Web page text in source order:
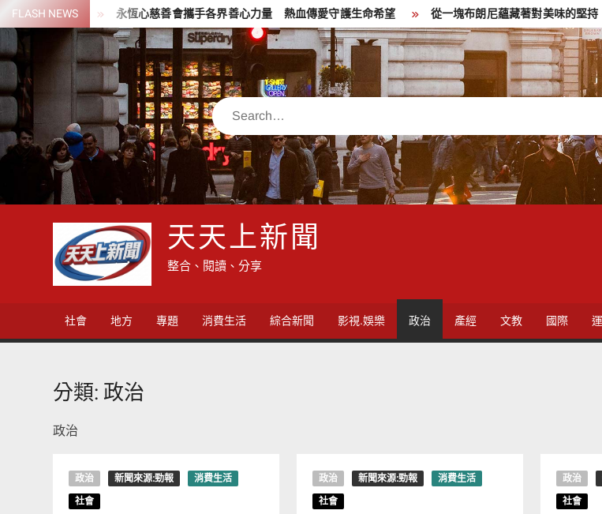
Skip
to
content
FLASH NEWS
社團 永恆心慈善會攜手各界善心力量 熱血傳愛守護生命希望 從一塊布朗尼蘊藏著對美味的堅持 美贊臻
Search
天天上新聞
整合、閱讀、分享
社會 地方 專題 消費生活 綜合新聞 影視.娛樂 政治 產經 文教 國際
分類: 政治
政治
政治 新聞來源:勁報 消費生活
社會
政治 新聞來源:勁報 消費生活
社會
政治
社會